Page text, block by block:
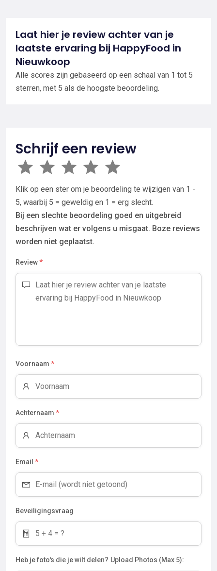
Laat hier je review achter van je
laatste ervaring bij HappyFood in
Nieuwkoop
Alle scores zijn gebaseerd op een schaal van 1 tot 5
sterren, met 5 als de hoogste beoordeling.
Schrijf een review
Klik op een ster om je beoordeling te wijzigen van 1 -
5, waarbij 5 = geweldig en 1 = erg slecht.
Bij een slechte beoordeling goed en uitgebreid
beschrijven wat er volgens u misgaat. Boze reviews
worden niet geplaatst.
Review*
Voornaam *
Achternaam *
Email *
Beveiligingsvraag
Heb je foto's die je wilt delen? Upload Photos (Max 5):